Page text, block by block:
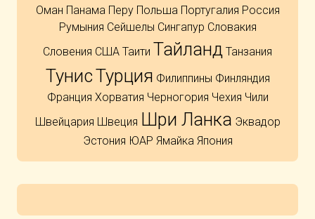
Оман Панама Перу Польша Португалия Россия
Румыния Сейшелы Сингапур Словакия
Словения США Таити Тайланд Танзания
ТунисТурция Филиппины Финляндия
Франция Хорватия Черногория Чехия Чили
Швейцария Швеция Шри Ланка Эквадор
Эстония ЮАР Ямайка Япония